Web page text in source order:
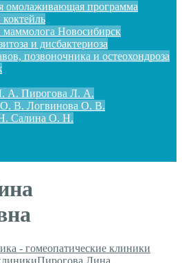
омолаживающая программа
маммолога Новосибирск
и дисбактериоза
позвоночника и остеохондроза
Пирогова Л. А.
Логвинова О. В.
Салина О. Н.
- гомеопатические клиники
Пирогова Лина